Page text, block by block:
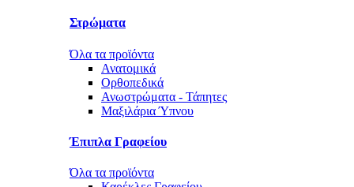
Στρώματα
Όλα τα προϊόντα
Ανατομικά
Ορθοπεδικά
Ανωστρώματα - Τάπητες
Μαξιλάρια Ύπνου
Έπιπλα Γραφείου
Όλα τα προϊόντα